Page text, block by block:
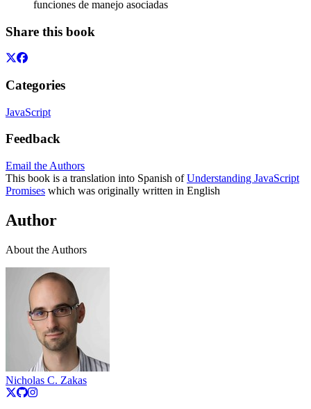
funciones de manejo asociadas
Share this book
Categories
JavaScript
Feedback
Email the Authors
This book is a translation into Spanish ofUnderstanding JavaScript
Promises which was originally written in English
Author
About the Authors
Nicholas C. Zakas